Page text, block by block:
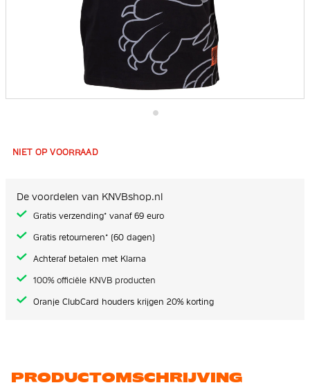
het
afbeeldingen-
gallerij
NIET OP VOORRAAD
De voordelen van KNVBshop.nl
Gratis verzending* vanaf 69 euro
Gratis retourneren* (60 dagen)
Achteraf betalen met Klarna
100% officiële KNVB producten
Oranje ClubCard houders krijgen 20% korting
PRODUCTOMSCHRIJVING